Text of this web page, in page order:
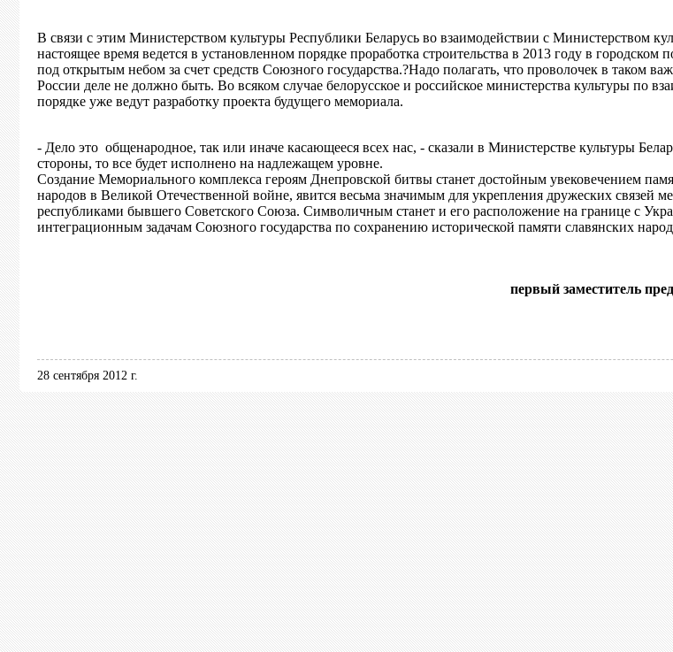
В связи с этим Министерством культуры Республики Беларусь во взаимодействии с Министерством
настоящее время ведется в установленном порядке проработка строительства в 2013 году в
под открытым небом за счет средств Союзного государства.?Надо полагать, что проволочек в таком
России деле не должно быть. Во всяком случае белорусское и российское министерства культуры по
порядке уже ведут разработку проекта будущего мемориала.
- Дело это общенародное, так или иначе касающееся всех нас, - сказали в Министерстве культуры
стороны, то все будет исполнено на надлежащем уровне.
Создание Мемориального комплекса героям Днепровской битвы станет достойным увековечением
народов в Великой Отечественной войне, явится весьма значимым для укрепления дружеских связей
республиками бывшего Советского Союза. Символичным станет и его расположение на границе с
интеграционным задачам Союзного государства по сохранению исторической памяти славянских
первый заместитель
28 сентября 2012 г.